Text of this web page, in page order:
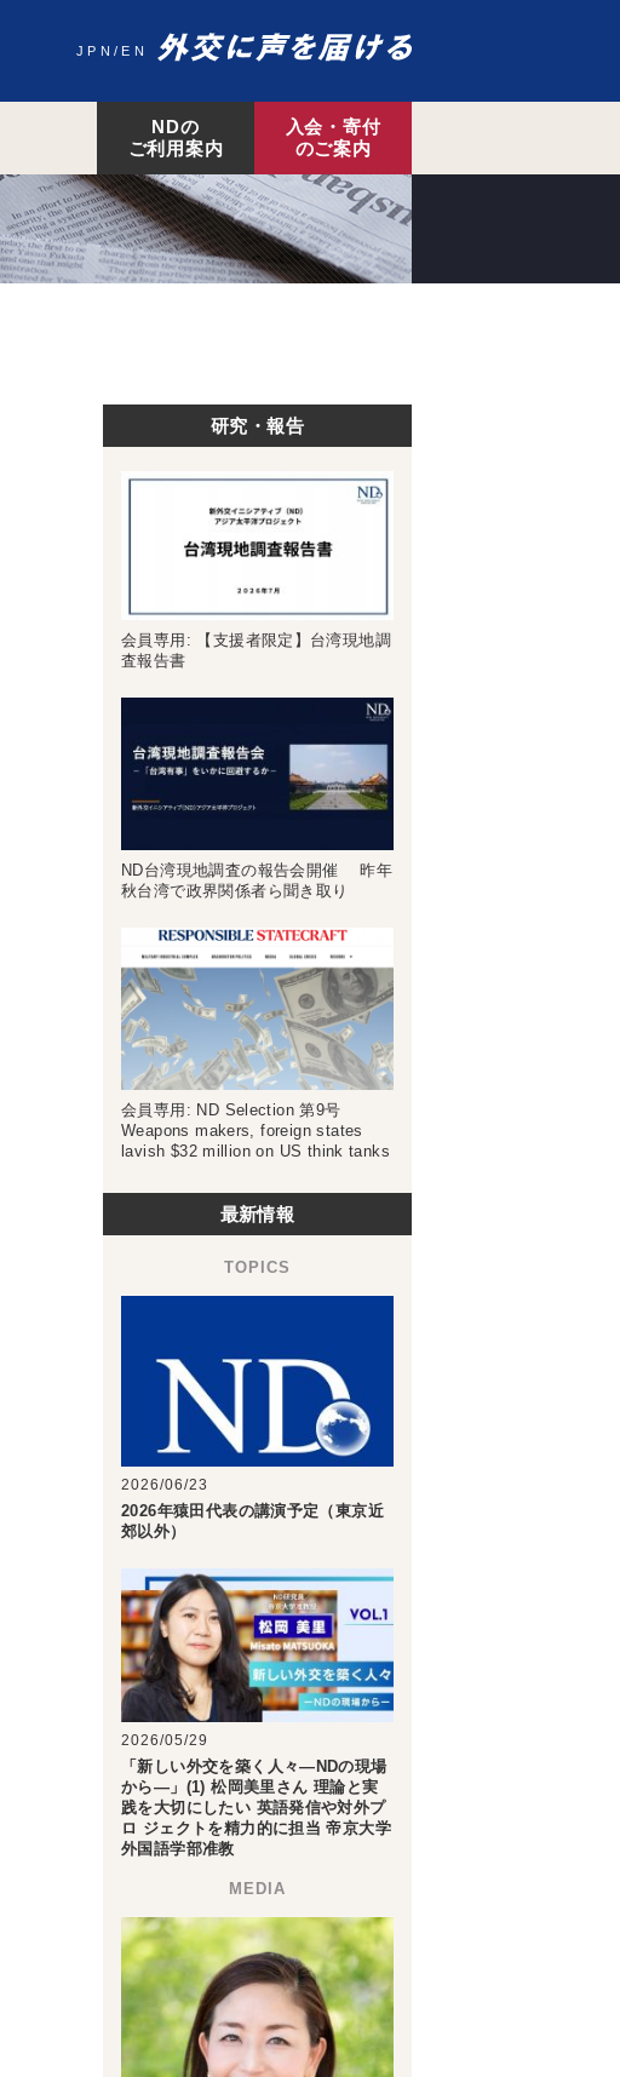
JPN EN
NDの
ご利用案内
入会・寄付
のご案内
研究・報告
会員専用: 【支援者限定】台湾現地調
査報告書
ND台湾現地調査の報告会開催 昨年
秋台湾で政界関係者ら聞き取り
会員専用: ND Selection 第9号
Weapons makers, foreign states
lavish $32 million on US think tanks
最新情報
2026/06/23
2026年猿田代表の講演予定（東京近
郊以外）
2026/05/29
「新しい外交を築く人々―NDの現場
から―」(1) 松岡美里さん 理論と実
践を大切にしたい 英語発信や対外プ
ロ ジェクトを精力的に担当 帝京大学
外国語学部准教